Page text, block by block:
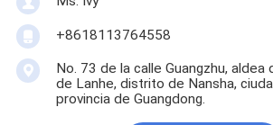
+8618113764558
No. 73 de la calle Guangzhu, aldea
de Lanhe, distrito de Nansha,
provincia de Guangdong.